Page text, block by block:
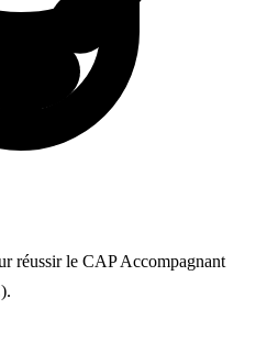
réussir le CAP Accompagnant